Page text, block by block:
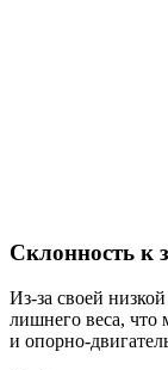
Склонность к
Из-за своей
лишнего веса, что
и опорно-